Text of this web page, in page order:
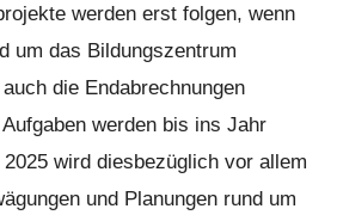
werden erst folgen, wenn
um das Bildungszentrum
die Endabrechnungen
werden bis ins Jahr
wird diesbezüglich vor allem
und Planungen rund um